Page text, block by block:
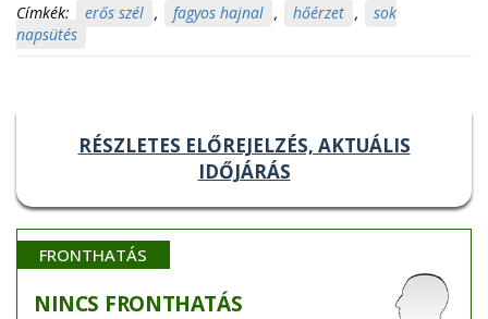
Címkék: erős szél , fagyos hajnal , hőérzet ,
sok
napsütés
RÉSZLETES ELŐREJELZÉS, AKTUÁLIS
IDŐJÁRÁS
FRONTHATÁS
NINCS FRONTHATÁS